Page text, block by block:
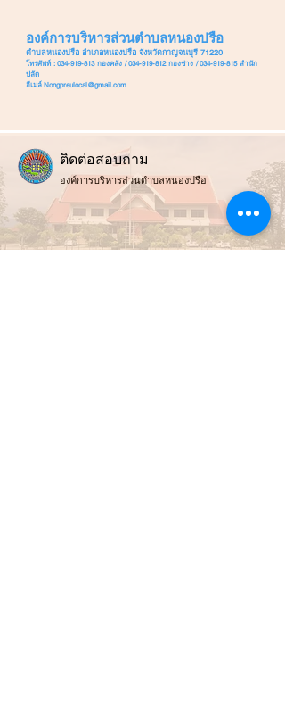
องค์การบริหารส่วนตำบลหนองปรือ
ตำบลหนองปรือ อำเภอหนองปรือ จังหวัดกาญจนบุรี 71220
โทรศัพท์ :034-919-813กองคลัง /034-919-812กองช่าง /034-919-815สำนัก
ปลัด
อีเมล์ Nongpreulocal@gmail.com
ติดต่อสอบถาม
องค์การบริหารส่วนตำบลหนองปรือ